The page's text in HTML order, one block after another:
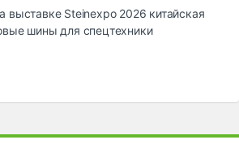
выставке Steinexpo 2026 китайская
шины для спецтехники